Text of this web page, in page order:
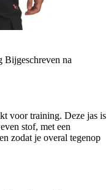
Bijgeschreven na
voor training. Deze jas is
stof, met een
zodat je overal tegenop